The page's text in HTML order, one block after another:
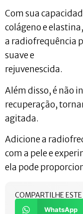
Com sua
colágeno e elastina,
a radiofrequência
suave e
rejuvenescida.
Além disso, é não
recuperação,
agitada.
Adicione a
com a pele e
ela pode
COMPARTILHE
WhatsApp